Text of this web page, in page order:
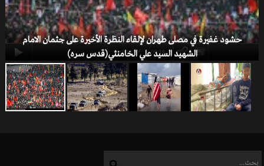
العلویون
00:00 -00:19
حشود غفيرة في مصلى طهران لإلقاء النظرة الأخيرة على جثمان الامام
الشهيد السيد علي الخامنئي(قدس سره)